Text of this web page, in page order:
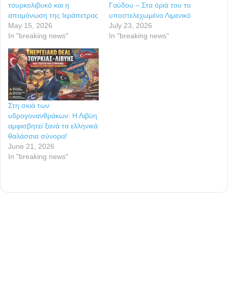
τουρκολιβυκό και η
απομόνωση της Ιεράπετρας
May 15, 2026
In "breaking news"
Γαύδου – Στα όριά του το
υποστελεχωμένο Λιμενικό
July 23, 2026
In "breaking news"
Στη σκιά των
υδρογονανθράκων: Η Λιβύη
αμφισβητεί ξανά τα ελληνικά
θαλάσσια σύνορα!
June 21, 2026
In "breaking news"